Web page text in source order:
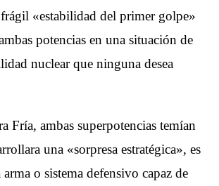
«estabilidad del primer golpe»
potencias en una situación de
nuclear que ninguna desea
Fría, ambas superpotencias temían
una «sorpresa estratégica», es
o sistema defensivo capaz de